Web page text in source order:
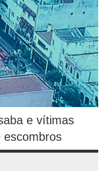
e vítimas
escombros